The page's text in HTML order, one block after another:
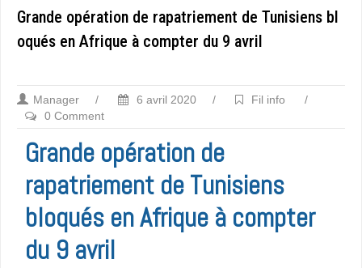
Grande opération de rapatriement de Tunisiens bl
oqués en Afrique à compter du 9 avril
Manager / 6 avril 2020 / Fil info
/
0 Comment
Grande opération de
rapatriement de Tunisiens
bloqués en Afrique à compter
du 9 avril